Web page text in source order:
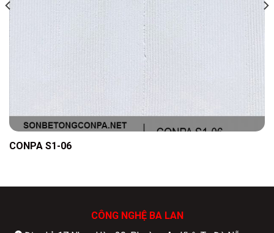
CONPA S1-06
CÔNG NGHỆ BA LAN